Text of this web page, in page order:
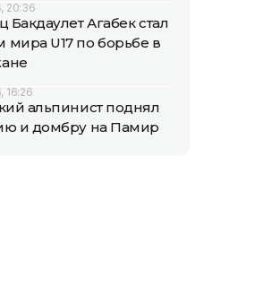
20:36
Бакдаулет Агабек стал
U17 по борьбе в
16:26
альпинист поднял
и домбру на Памир